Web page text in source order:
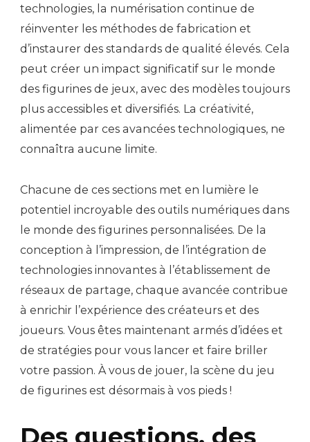
technologies, la numérisation continue de
réinventer les méthodes de fabrication et
d’instaurer des standards de qualité élevés. Cela
peut créer un impact significatif sur le monde
des figurines de jeux, avec des modèles toujours
plus accessibles et diversifiés. La créativité,
alimentée par ces avancées technologiques, ne
connaîtra aucune limite.
Chacune de ces sections met en lumière le
potentiel incroyable des outils numériques dans
le monde des figurines personnalisées. De la
conception à l’impression, de l’intégration de
technologies innovantes à l’établissement de
réseaux de partage, chaque avancée contribue
à enrichir l’expérience des créateurs et des
joueurs. Vous êtes maintenant armés d’idées et
de stratégies pour vous lancer et faire briller
votre passion. À vous de jouer, la scène du jeu
de figurines est désormais à vos pieds !
Des questions, des